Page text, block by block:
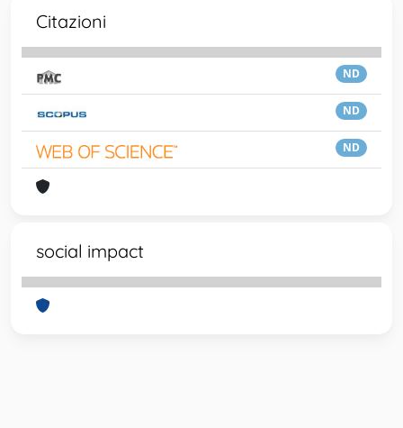
Citazioni
ND
ND
ND
social impact